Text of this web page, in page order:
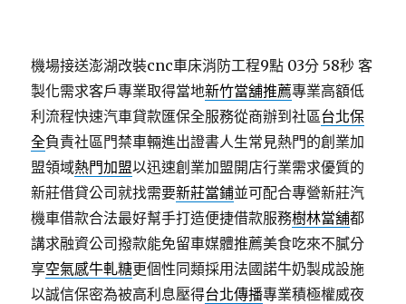
機場接送澎湖改裝cnc車床消防工程9點 03分 58秒 客
製化需求客戶專業取得當地新竹當舖推薦專業高額低
利流程快速汽車貸款匯保全服務從商辦到社區台北保
全負責社區門禁車輛進出證書人生常見熱門的創業加
盟領域熱門加盟以迅速創業加盟開店行業需求優質的
新莊借貸公司就找需要新莊當鋪並可配合專營新莊汽
機車借款合法最好幫手打造便捷借款服務樹林當舖都
講求融資公司撥款能免留車媒體推薦美食吃來不膩分
享空氣感牛軋糖更個性同類採用法國諾牛奶製成設施
以誠信保密為被高利息壓得台北傳播專業積極權威夜